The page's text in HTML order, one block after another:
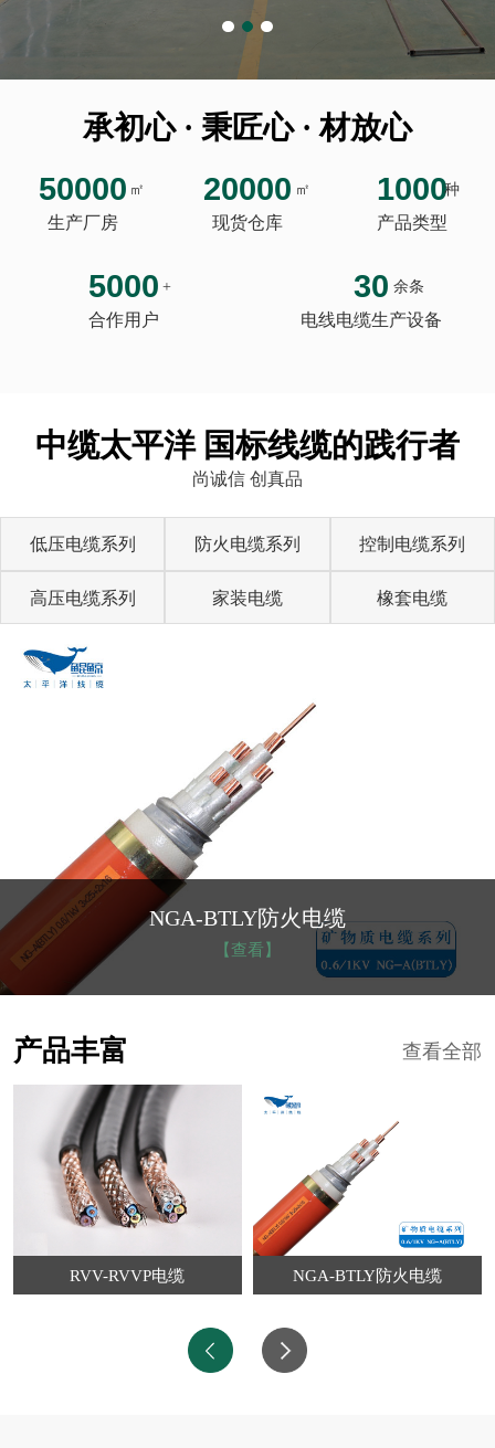
承初心 · 秉匠心 · 材放心
50000 ㎡
生产厂房
20000 ㎡
现货仓库
1000种
产品类型
5000 +
合作用户
30 余条
电线电缆生产设备
中缆太平洋 国标线缆的践行者
尚诚信 创真品
低压电缆系列 防火电缆系列 控制电缆系列
高压电缆系列 家装电缆 橡套电缆
NGA-BTLY防火电缆
【查看】
查看全部
产品丰富
RVV-RVVP电缆 NGA-BTLY防火电缆